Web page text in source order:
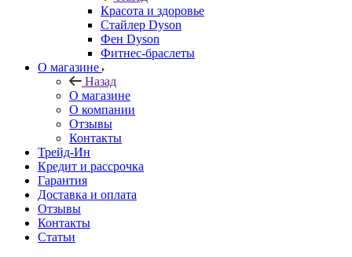
Красота и здоровье
Стайлер Dyson
Фен Dyson
Фитнес-браслеты
О магазине
Назад
О магазине
О компании
Отзывы
Контакты
Трейд-Ин
Кредит и рассрочка
Гарантия
Доставка и оплата
Отзывы
Контакты
Статьи